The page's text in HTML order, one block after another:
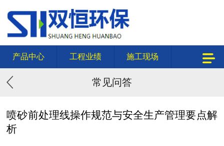
产品中心 工程业绩 施工现场
常见问答
喷砂前处理线操作规范与安全生产管理要点解
析